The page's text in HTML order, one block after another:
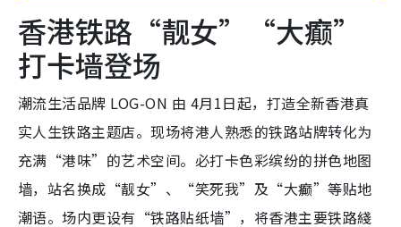
香港铁路“靓女”“大癫”
打卡墙登场
潮流生活品牌 LOG-ON 由 4月1日起，打造全新香港真
实人生铁路主题店。现场将港人熟悉的铁路站牌转化为
充满“港味”的艺术空间。必打卡色彩缤纷的拼色地图
墙，站名换成“靓女”、“笑死我”及“大癫”等贴地
潮语。场内更设有“铁路贴纸墙”，将香港主要铁路綫